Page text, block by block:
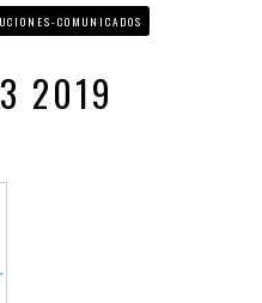
Mayores, Cali, Abril 2019
2019
– Cali, Colombia
COMUNICADOS
2019